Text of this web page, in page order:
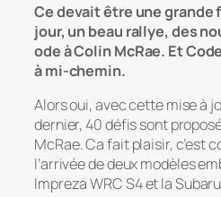
Ce devait être une grande
jour, un beau rallye, des
ode à Colin McRae. Et
à mi-chemin.
Alors oui, avec cette mise à
dernier, 40 défis sont
McRae. Ca fait plaisir, c’est
l’arrivée de deux modèles
Impreza WRC S4 et la